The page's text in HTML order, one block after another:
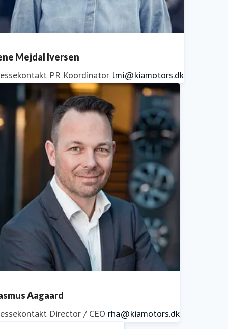
Mejdal Iversen
PR Koordinator lmi@kiamotors.dk
Aagaard
Director / CEO rha@kiamotors.dk